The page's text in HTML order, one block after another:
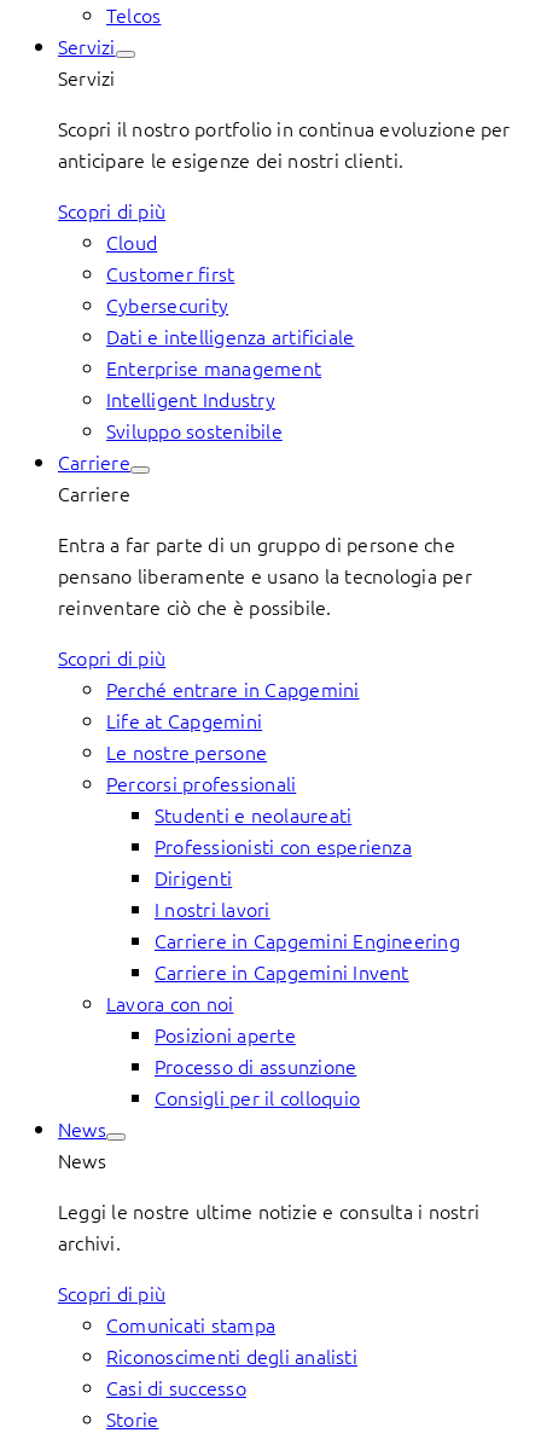
Telcos
Servizi
Servizi
Scopri il nostro portfolio in continua evoluzione per
anticipare le esigenze dei nostri clienti.
Scopri di più
Cloud
Customer first
Cybersecurity
Dati e intelligenza artificiale
Enterprise management
Intelligent Industry
Sviluppo sostenibile
Carriere
Carriere
Entra a far parte di un gruppo di persone che
pensano liberamente e usano la tecnologia per
reinventare ciò che è possibile.
Scopri di più
Perché entrare in Capgemini
Life at Capgemini
Le nostre persone
Percorsi professionali
Studenti e neolaureati
Professionisti con esperienza
Dirigenti
I nostri lavori
Carriere in Capgemini Engineering
Carriere in Capgemini Invent
Lavora con noi
Posizioni aperte
Processo di assunzione
Consigli per il colloquio
News
News
Leggi le nostre ultime notizie e consulta i nostri
archivi.
Scopri di più
Comunicati stampa
Riconoscimenti degli analisti
Casi di successo
Storie